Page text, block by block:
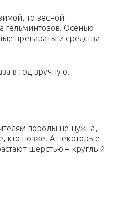
то весной
гельминтозов. Осенью
препараты и средства
в год вручную.
породы не нужна,
кто позже. А некоторые
шерстью – круглый